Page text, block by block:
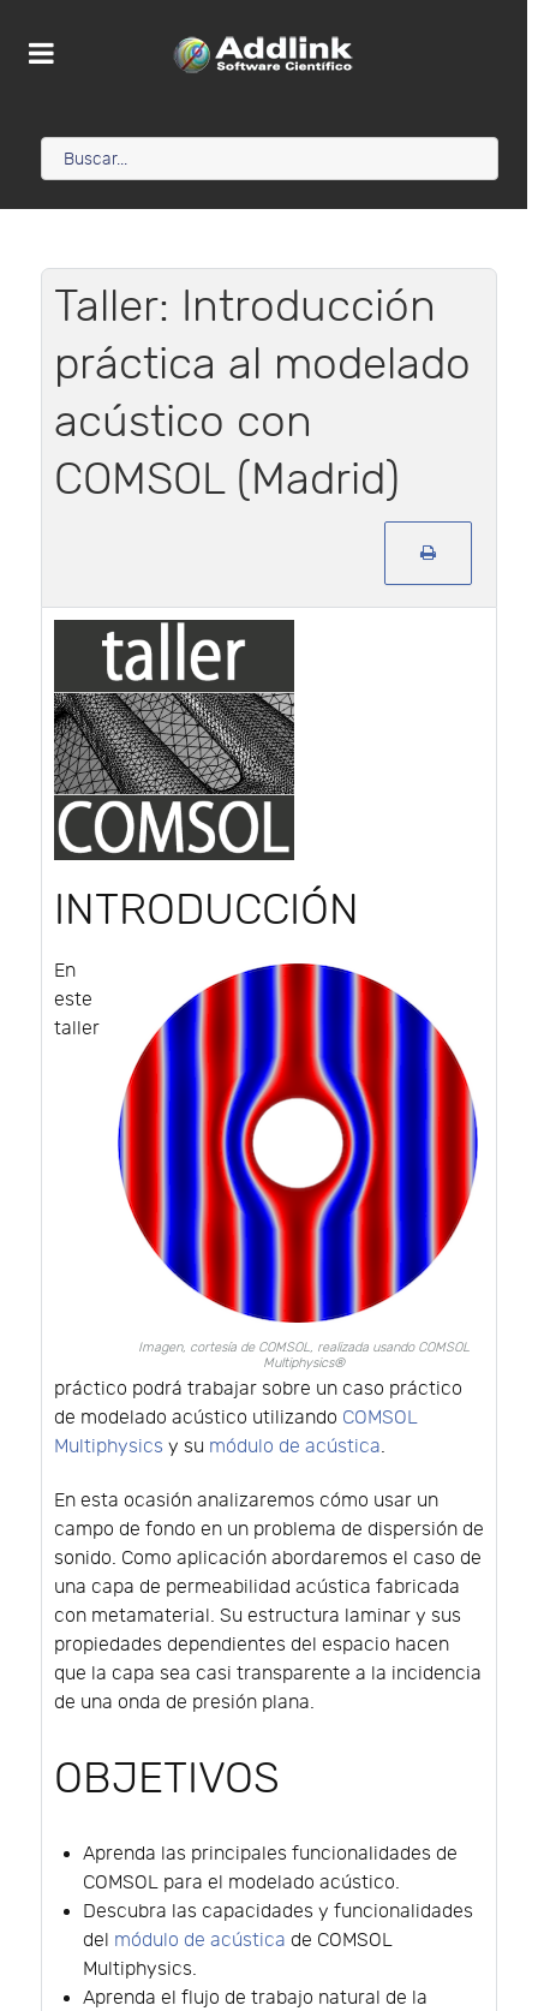
Taller: Introducción
práctica al modelado
acústico con
COMSOL (Madrid)
INTRODUCCIÓN
Imagen, cortesía de COMSOL, realizada usando COMSOL
Multiphysics®
En
este
taller
práctico podrá trabajar sobre un caso práctico
de modelado acústico utilizando COMSOL
Multiphysics y su módulo de acústica.
En esta ocasión analizaremos cómo usar un
campo de fondo en un problema de dispersión de
sonido. Como aplicación abordaremos el caso de
una capa de permeabilidad acústica fabricada
con metamaterial. Su estructura laminar y sus
propiedades dependientes del espacio hacen
que la capa sea casi transparente a la incidencia
de una onda de presión plana.
OBJETIVOS
Aprenda las principales funcionalidades de
COMSOL para el modelado acústico.
Descubra las capacidades y funcionalidades
del módulo de acústica de COMSOL
Multiphysics.
Aprenda el flujo de trabajo natural de la